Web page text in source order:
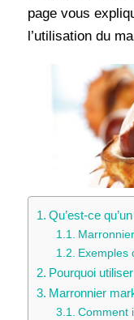
page vous
l’utilisation du
Qu’est-ce
Exemples
Pourquoi
Marronnier
Comment